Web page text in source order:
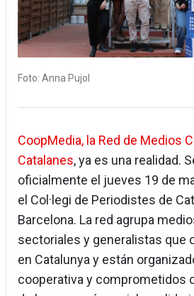
Foto: Anna Pujol
CoopMedia, la Red de Medios
Catalanes, ya es una realidad.
oficialmente el jueves 19 de
el Col·legi de Periodistes de
Barcelona. La red agrupa
sectoriales y generalistas que
en Catalunya y están
cooperativa y comprometidos